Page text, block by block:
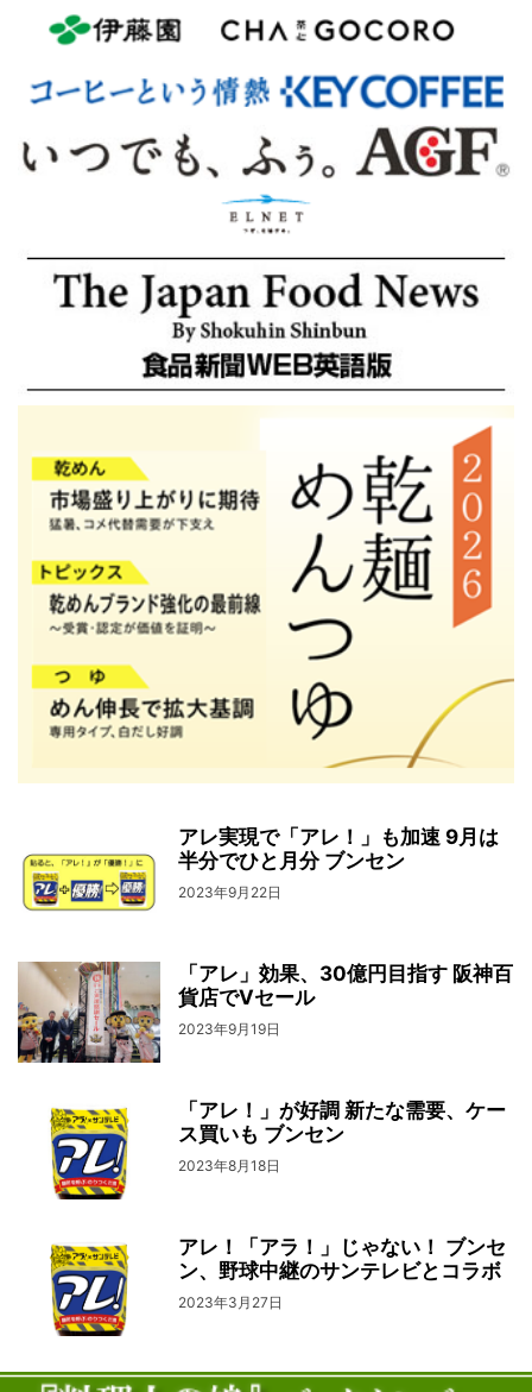
アレ実現で「アレ！」も加速 9月は
半分でひと月分 ブンセン
2023年9月22日
「アレ」効果、30億円目指す 阪神百
貨店でVセール
2023年9月19日
「アレ！」が好調 新たな需要、ケー
ス買いも ブンセン
2023年8月18日
アレ！「アラ！」じゃない！ ブンセ
ン、野球中継のサンテレビとコラボ
2023年3月27日